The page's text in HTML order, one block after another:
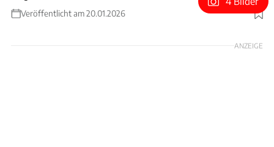
Veröffentlicht am 20.01.2026
Foto: Cable Tie Link
ANZEIGE